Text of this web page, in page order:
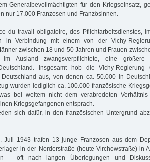
Generalbevollmächtigten für den Kriegseinsatz,
nur 17.000 Franzosen und Französinnen.
du travail obligatoire, des Pflichtarbeitsdienstes,
in Verbindung mit einem von der Vichy-
zwischen 18 und 50 Jahren und Frauen
Ausland zwangsverpflichtete, eine größere
Insgesamt hob die Vichy-Regierung
Deutschland aus, von denen ca. 50.000 in
wurden lediglich ca. 100.000 französische
bei weitem nicht dem verabredeten
Kriegsgefangenen entsprach.
sich dafür, in den französischen Untergrund
Juli 1943 trafen 13 junge Franzosen aus dem
in der Norderstraße (heute Virchowstraße) in
– oft nach langen Überlegungen und